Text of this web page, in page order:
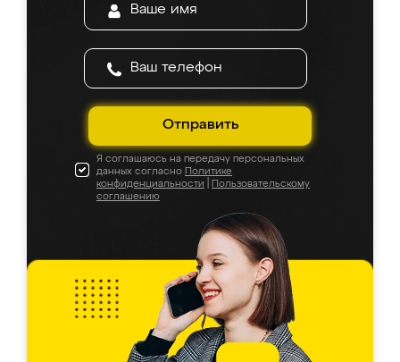
Отправить
Я соглашаюсь на передачу персональных
данных согласно Политике
конфиденциальности
Пользовательскому
соглашению